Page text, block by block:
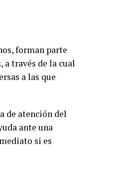
forman parte
través de la cual
a las que
de atención del
ante una
si es